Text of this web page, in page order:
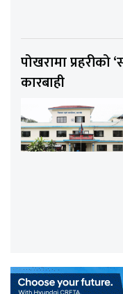
पोखरामा प्रहरीको
कारबाही